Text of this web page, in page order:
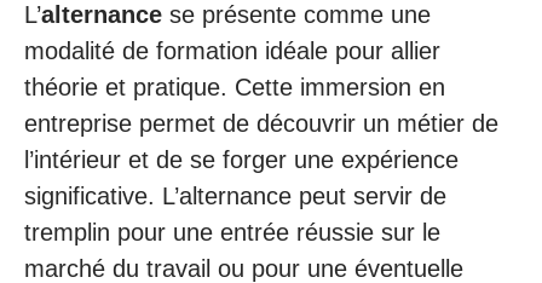
L’alternance se présente comme une
modalité de formation idéale pour allier
théorie et pratique. Cette immersion en
entreprise permet de découvrir un métier de
l’intérieur et de se forger une expérience
significative. L’alternance peut servir de
tremplin pour une entrée réussie sur le
marché du travail ou pour une éventuelle